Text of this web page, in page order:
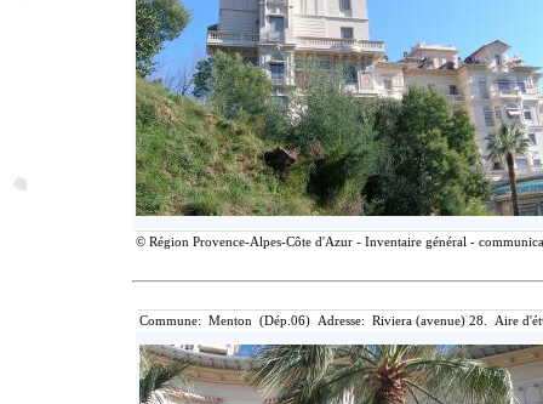
© Région Provence-Alpes-Côte d'Azur - Inventaire général -
Commune: Menton (Dép.06) Adresse: Riviera (avenue) 28. Aire